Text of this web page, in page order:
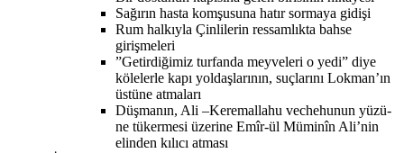
Sağırın hasta komşusuna hatır sormaya gidişi
Rum halkıyla Çinlilerin ressamlıkta bahse
girişmeleri
”Getirdiğimiz turfanda meyveleri o yedi” diye
kölelerle kapı yoldaşlarının, suçlarını Lokman’ın
üstüne atmaları
Düşmanın, Ali –Keremallahu vechehunun yüzü-
ne tükermesi üzerine Emîr-ül Müminîn Ali’nin
elinden kılıcı atması